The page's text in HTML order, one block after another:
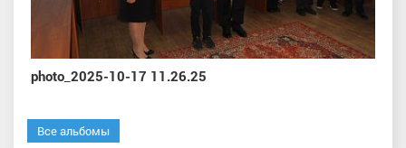
photo_2025-10-17 11.26.25
Все альбомы